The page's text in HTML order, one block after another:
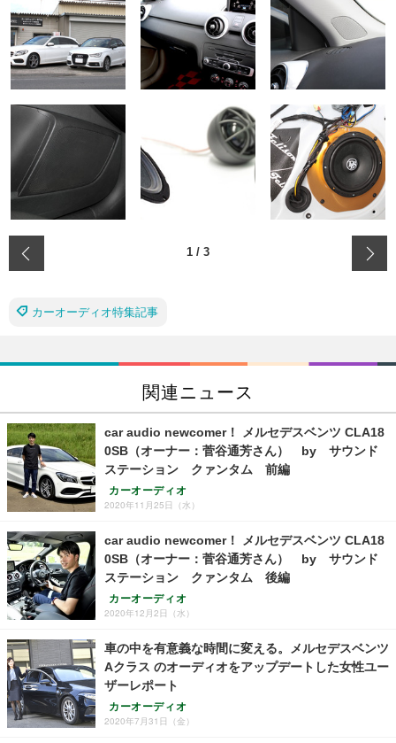
1 / 3
カーオーディオ特集記事
関連ニュース
car audio newcomer！ メルセデスベンツ CLA18
0SB（オーナー：菅谷通芳さん） by サウンド
ステーション クァンタム 前編
カーオーディオ
2020年11月25日（水）
car audio newcomer！ メルセデスベンツ CLA18
0SB（オーナー：菅谷通芳さん） by サウンド
ステーション クァンタム 後編
カーオーディオ
2020年12月2日（水）
車の中を有意義な時間に変える。メルセデスベンツ
Aクラス のオーディオをアップデートした女性ユー
ザーレポート
カーオーディオ
2020年7月31日（金）